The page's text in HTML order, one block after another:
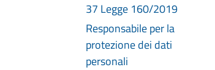
37 Legge 160/2019
Responsabile per la
protezione dei dati
personali